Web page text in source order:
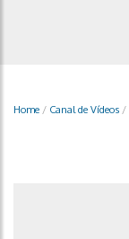
Home / Canal de Vídeos /